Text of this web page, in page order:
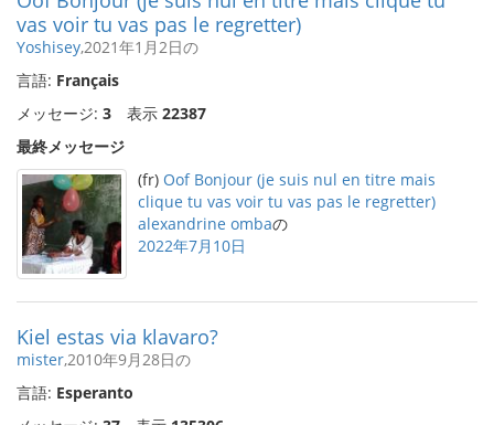
vas voir tu vas pas le regretter)
Yoshisey,2021年1月2日の
言語: Français
メッセージ: 3 表示 22387
最終メッセージ
(fr) Oof Bonjour (je suis nul en titre mais
clique tu vas voir tu vas pas le regretter)
alexandrine ombaの
2022年7月10日
Kiel estas via klavaro?
mister,2010年9月28日の
言語: Esperanto